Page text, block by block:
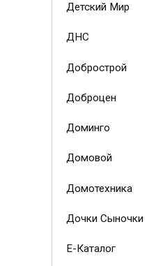
Детский Мир
ДНС
Добрострой
Доброцен
Доминго
Домовой
Домотехника
Дочки Сыночки
Е-Каталог